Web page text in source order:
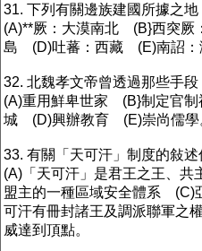
31. 下列有關邊族建國所據之地
(A)**厥：大漠南北 (B}西突
島 (D)吐蕃：西藏 (E)南詔：
32. 北魏孝文帝曾透過那些手段
(A)重用鮮卑世家 (B}制定官
城 (D)興辦教育 (E)崇尚儒學
33. 有關「天可汗」制度的敍述
(A)「天可汗」是君王之王、
盟主的一種區域安全體系 (C)
可汗有冊封諸王及調派聯軍之
威達到頂點。